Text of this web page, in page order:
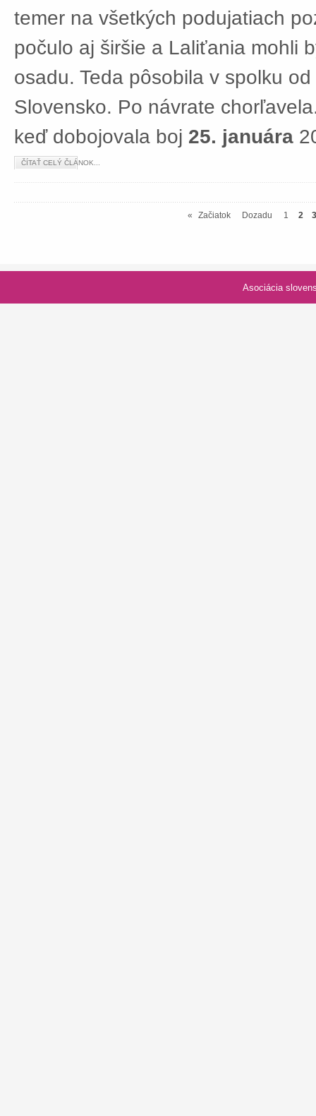
temer na všetkých podujatiach
počulo aj širšie a Laliťania mohli
osadu. Teda pôsobila v spolku
Slovensko. Po návrate
keď dobojovala boj 25. januára
ČÍTAŤ CELÝ ČLÁNOK...
« Začiatok Dozadu 1 2 3
Asociácia slovenských